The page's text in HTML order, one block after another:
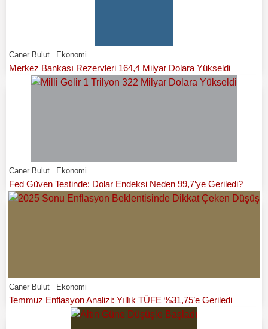
Caner Bulut Ekonomi
Merkez Bankası Rezervleri 164,4 Milyar Dolara Yükseldi
Caner Bulut Ekonomi
Fed Güven Testinde: Dolar Endeksi Neden 99,7’ye Geriledi?
Caner Bulut Ekonomi
Temmuz Enflasyon Analizi: Yıllık TÜFE %31,75’e Geriledi